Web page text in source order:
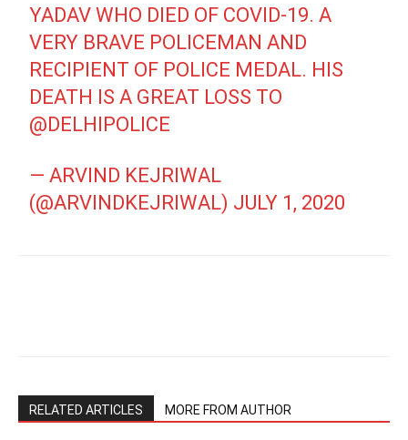
YADAV WHO DIED OF COVID-19. A
VERY BRAVE POLICEMAN AND
RECIPIENT OF POLICE MEDAL. HIS
DEATH IS A GREAT LOSS TO
@DELHIPOLICE
— ARVIND KEJRIWAL
(@ARVINDKEJRIWAL) JULY 1, 2020
RELATED ARTICLES MORE FROM AUTHOR